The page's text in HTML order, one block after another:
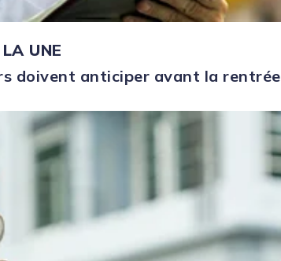
UNE
doivent anticiper avant la rentrée